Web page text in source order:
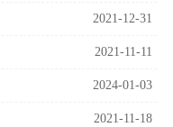
2021-12-31
2021-11-11
2024-01-03
2021-11-18